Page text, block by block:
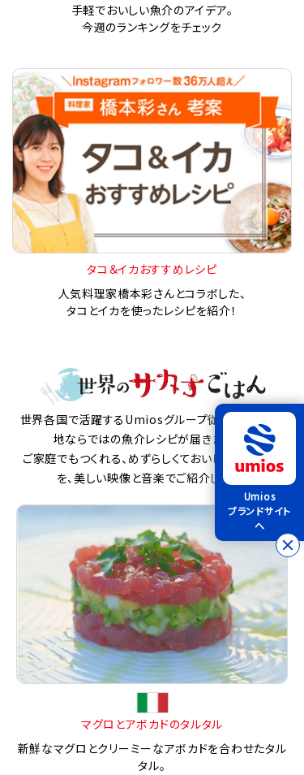
手軽でおいしい魚介のアイデア。
今週のランキングをチェック
タコ＆イカおすすめレシピ
人気料理家橋本彩さんとコラボした、
タコとイカを使ったレシピを紹介！
世界各国で活躍するUmiosグループ従業員から、現
地ならではの魚介レシピが届きました。
ご家庭でもつくれる、めずらしくておいしい魚介料理
を、美しい映像と音楽でご紹介します。
マグロとアボカドのタルタル
新鮮なマグロとクリーミーなアボカドを合わせたタル
タル。
Umios
ブランドサイト
へ